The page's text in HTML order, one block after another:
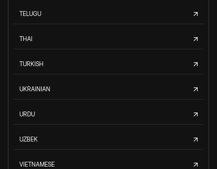
TELUGU
THAI
TURKISH
UKRAINIAN
URDU
UZBEK
VIETNAMESE